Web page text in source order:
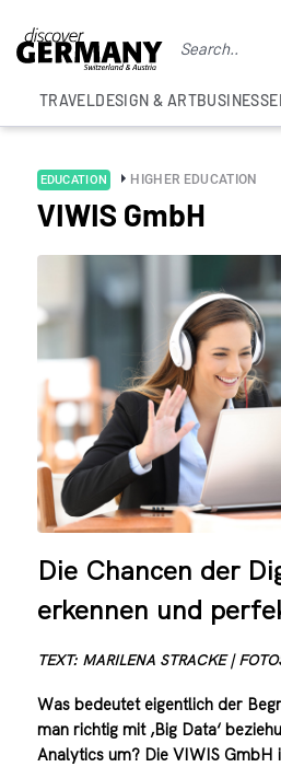
TRAVELDESIGN & ARTBUSINESS
EDUCATION HIGHER EDUCATION
VIWIS GmbH
Die Chancen der
erkennen und
TEXT: MARILENA STRACKE |
Was bedeutet eigentlich der
man richtig mit ‚Big Data‘
Analytics um? Die VIWIS GmbH